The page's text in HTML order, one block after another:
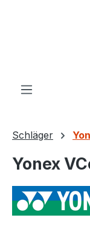
Schläger
Yonex